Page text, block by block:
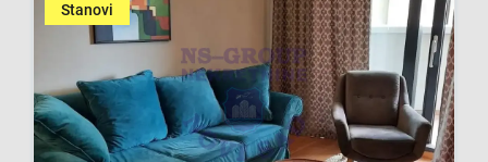
Stanovi